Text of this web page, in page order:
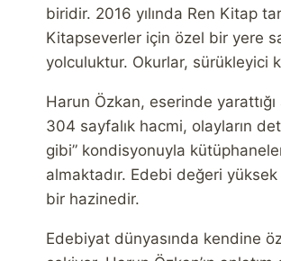
biridir. 2016 yılında Ren Kitap
Kitapseverler için özel bir yere
yolculuktur. Okurlar, sürükleyici
Harun Özkan, eserinde
304 sayfalık hacmi, olayların
gibi” kondisyonuyla
almaktadır. Edebi değeri
bir hazinedir.
Edebiyat dünyasında kendine